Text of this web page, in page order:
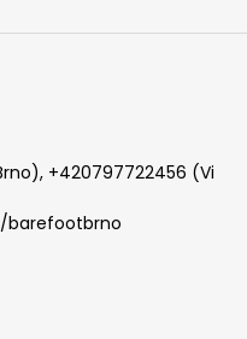
+420797722456 (Vi
barefootbrno